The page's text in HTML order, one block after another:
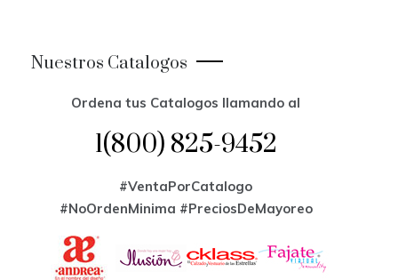
Nuestros Catalogos
Ordena tus Catalogos llamando al
1(800) 825-9452
#VentaPorCatalogo
#NoOrdenMinima #PreciosDeMayoreo